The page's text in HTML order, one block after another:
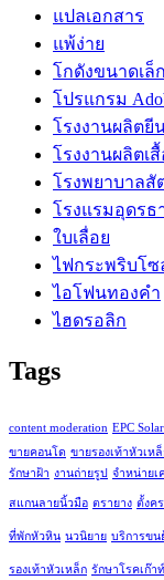
แปลเอกสาร
แพ้ง่าย
โกดังขนาดเล็
โปรแกรม
โรงงานผลิตยี
โรงงานผลิตเสื้
โรงพยาบาลสั
โรงแรมอุดรธ
ใบเลื่อย
ไฟกระพริบโซ
ไอโฟนทองคำ
ไฮดรอลิก
Tags
content moderation EPC
ขายคอนโด ขายรองเท้าหัวเห
รักษาฝ้า งานถ่ายรูป จำหน่ายเ
สแกนลายนิ้วมือ ตรายาง ตั้งค
ที่พักหัวหิน นวนิยาย บริการขน
รองเท้าหัวเหล็ก รักษาโรคเก๊าท์